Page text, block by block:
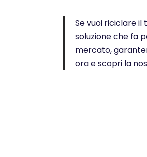
Se vuoi riciclare
soluzione che fa
mercato,
ora e scopri la